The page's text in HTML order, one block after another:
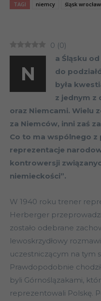
TAGI niemcy śląsk wrocław
0 (0)
N
a Śląsku
do
była
z jednym z
oraz Niemcami. Wielu
za Niemców, inni zaś
Co to ma wspólnego z
reprezentacje
kontrowersji
niemieckości”.
W 1940 roku trener
Herberger
zostało odebrane
lewoskrzydłowy
uczestniczącym na tym
Prawdopodobnie
byli Górnoślązakami,
reprezentowali Polskę.